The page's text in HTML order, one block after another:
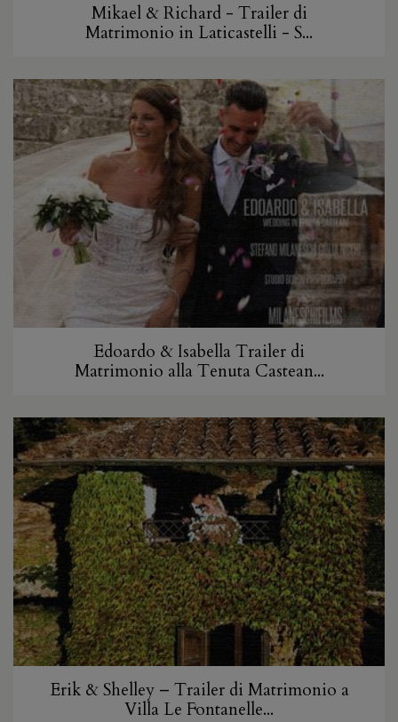
Mikael & Richard - Trailer di
Matrimonio in Laticastelli - S...
Edoardo & Isabella Trailer di
Matrimonio alla Tenuta Castean...
Erik & Shelley – Trailer di Matrimonio a
Villa Le Fontanelle...